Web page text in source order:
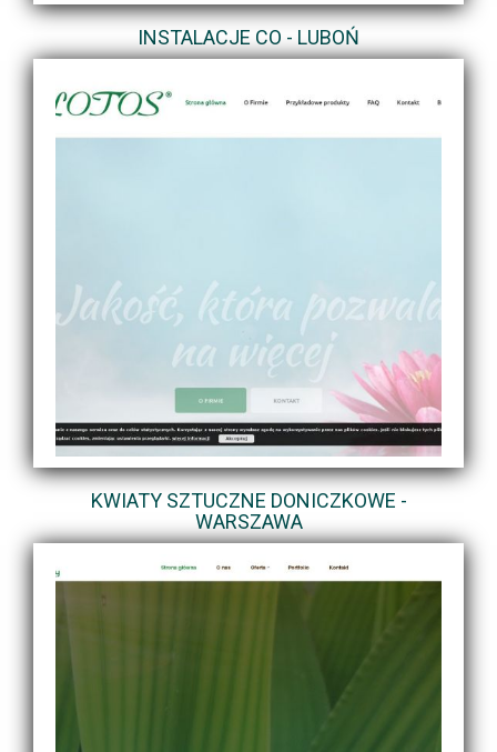
INSTALACJE CO - LUBOŃ
KWIATY SZTUCZNE DONICZKOWE -
WARSZAWA